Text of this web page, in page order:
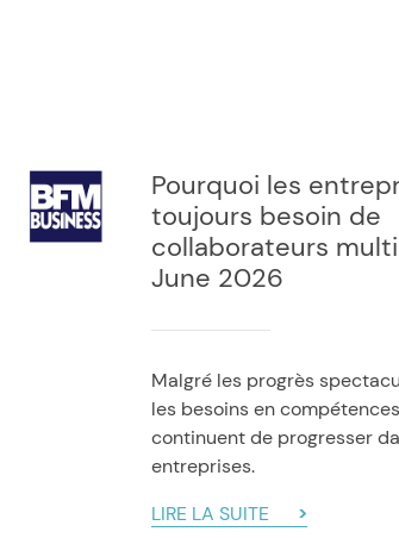
Pourquoi les
toujours besoin de
collaborateurs
June 2026
Malgré les progrès
les besoins en
continuent de progresser
entreprises.
LIRE LA SUITE